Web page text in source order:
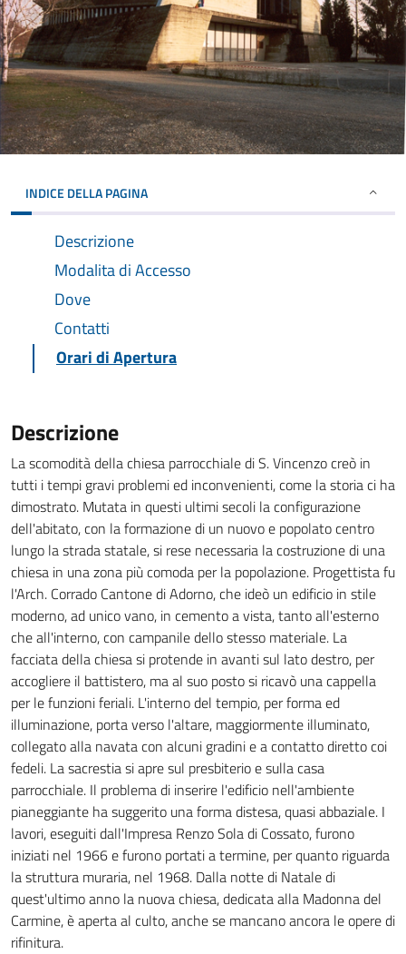
INDICE DELLA PAGINA
Descrizione
Modalita di Accesso
Dove
Contatti
Orari di Apertura
Descrizione
La scomodità della chiesa parrocchiale di S. Vincenzo creò in
tutti i tempi gravi problemi ed inconvenienti, come la storia ci ha
dimostrato. Mutata in questi ultimi secoli la configurazione
dell'abitato, con la formazione di un nuovo e popolato centro
lungo la strada statale, si rese necessaria la costruzione di una
chiesa in una zona più comoda per la popolazione. Progettista fu
l'Arch. Corrado Cantone di Adorno, che ideò un edificio in stile
moderno, ad unico vano, in cemento a vista, tanto all'esterno
che all'interno, con campanile dello stesso materiale. La
facciata della chiesa si protende in avanti sul lato destro, per
accogliere il battistero, ma al suo posto si ricavò una cappella
per le funzioni feriali. L'interno del tempio, per forma ed
illuminazione, porta verso l'altare, maggiormente illuminato,
collegato alla navata con alcuni gradini e a contatto diretto coi
fedeli. La sacrestia si apre sul presbiterio e sulla casa
parrocchiale. Il problema di inserire l'edificio nell'ambiente
pianeggiante ha suggerito una forma distesa, quasi abbaziale. I
lavori, eseguiti dall'Impresa Renzo Sola di Cossato, furono
iniziati nel 1966 e furono portati a termine, per quanto riguarda
la struttura muraria, nel 1968. Dalla notte di Natale di
quest'ultimo anno la nuova chiesa, dedicata alla Madonna del
Carmine, è aperta al culto, anche se mancano ancora le opere di
rifinitura.